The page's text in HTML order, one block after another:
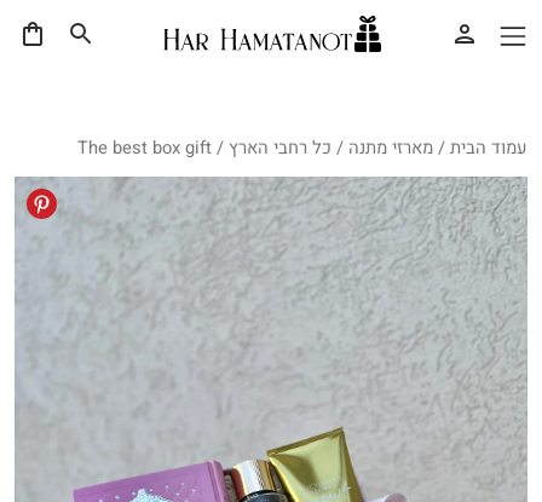
עמוד הבית/מארזי מתנה / כל רחבי הארץ/ The best box gift